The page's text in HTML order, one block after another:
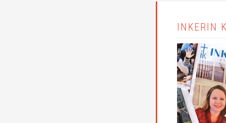
INKERIN